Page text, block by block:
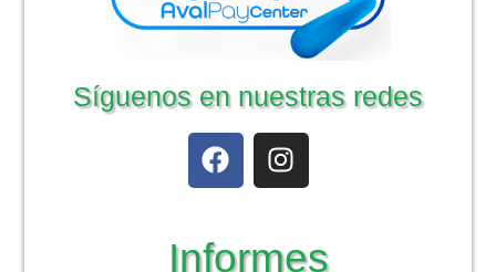
Síguenos en nuestras redes
Informes